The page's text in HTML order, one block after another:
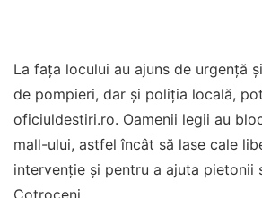
La fața locului au ajuns de urgență
de pompieri, dar și poliția locală,
oficiuldestiri.ro. Oamenii legii au
mall-ului, astfel încât să lase cale
intervenție și pentru a ajuta pietonii
Cotroceni.